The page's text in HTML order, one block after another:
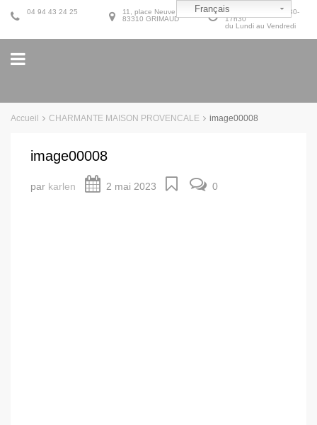
9h30-12h30 et 14h30-
17h30
du Lundi au Vendredi
11, place Neuve
83310 GRIMAUD
04 94 43 24 25
Accueil CHARMANTE MAISON PROVENCALE image00008
image00008
par karlen 2 mai 2023 0
Français